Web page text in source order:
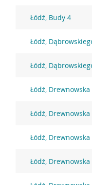
Łódź, Budy 4
Łódź,
Łódź,
Łódź, Drewnowska
Łódź, Drewnowska
Łódź, Drewnowska
Łódź, Drewnowska